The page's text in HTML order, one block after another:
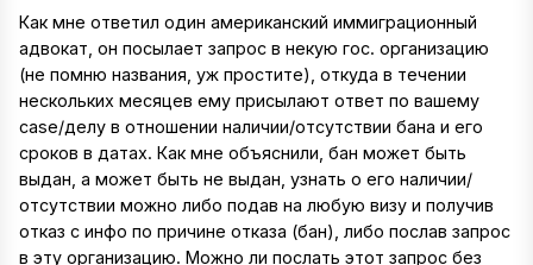
Как мне ответил один американский иммиграционный
адвокат, он посылает запрос в некую гос. организацию
(не помню названия, уж простите), откуда в течении
нескольких месяцев ему присылают ответ по вашему
case/делу в отношении наличии/отсутствии бана и его
сроков в датах. Как мне объяснили, бан может быть
выдан, а может быть не выдан, узнать о его наличии/
отсутствии можно либо подав на любую визу и получив
отказ с инфо по причине отказа (бан), либо послав запрос
в эту организацию. Можно ли послать этот запрос без